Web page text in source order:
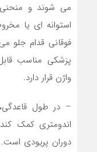
استوانه ای یا
فوقانی قدام جلو
پزشکی مناسب
واژن قرار دارد.
– در طول
اندومتری کمک
دوران پریودی